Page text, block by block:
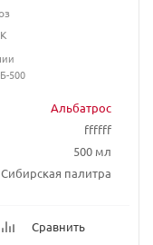
Альбатрос
ffffff
500 мл
Сибирская палитра
Сравнить
500